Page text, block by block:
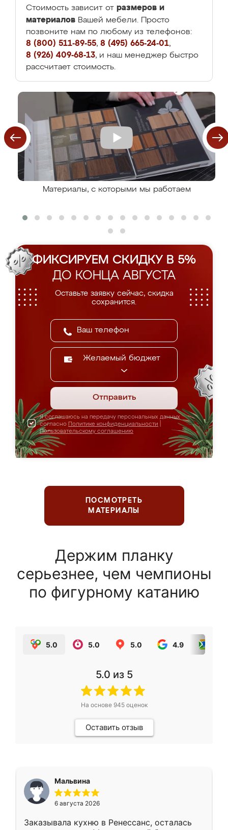
Стоимость зависит от размеров и
материалов Вашей мебели. Просто
позвоните нам по любому из телефонов:
8 (800) 511-89-55, 8 (495) 665-24-01,
8 (926) 409-68-13, и наш менеджер быстро
рассчитает стоимость.
Материалы, с которыми мы работаем
ФИКСИРУЕМ СКИДКУ В 5%
ДО КОНЦА АВГУСТА
Оставьте заявку сейчас, скидка
сохранится.
Желаемый бюджет
Отправить
Я соглашаюсь на передачу персональных данных
согласно Политике конфиденциальности
Пользовательскому соглашению
ПОСМОТРЕТЬ
МАТЕРИАЛЫ
Держим планку
серьезнее, чем чемпионы
по фигурному катанию
5.0 5.0 5.0 4.9
5.0 из 5
На основе 945оценок
Оставить отзыв
Мальвина
6 августа 2026
Заказывала кухню в Ренессанс, осталась